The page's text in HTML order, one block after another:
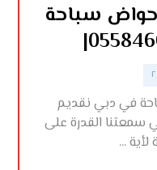
سباحة
في دبي نقديم
سمعتنا القدرة على
لأية ...